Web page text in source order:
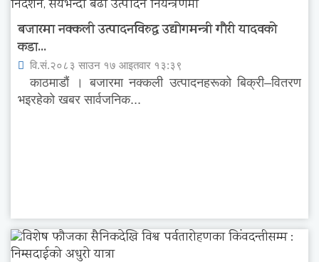
बजारमा नक्कली उत्पादनविरुद्ध उद्योगमन्त्री गौरी यादवको
कडा...
वि.सं.२०८३ साउन १७ आइतवार १३:३९
काठमाडौं । बजारमा नक्कली उत्पादनहरूको बिक्री–वितरण
भइरहेको खबर सार्वजनिक...